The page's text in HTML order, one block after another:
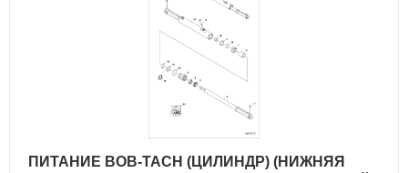
ПИТАНИЕ BOB-TACH (ЦИЛИНДР) (НИЖНЯЯ